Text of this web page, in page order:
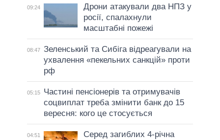
09:24
Дрони атакували два НПЗ у
росії, спалахнули
масштабні пожежі
08:47 Зеленський та Сибіга відреагували на
ухвалення «пекельних санкцій» проти
рф
05:15
Частині пенсіонерів та отримувачів
соцвиплат треба змінити банк до 15
вересня: кого це стосується
04:51
Серед загиблих 4-річна